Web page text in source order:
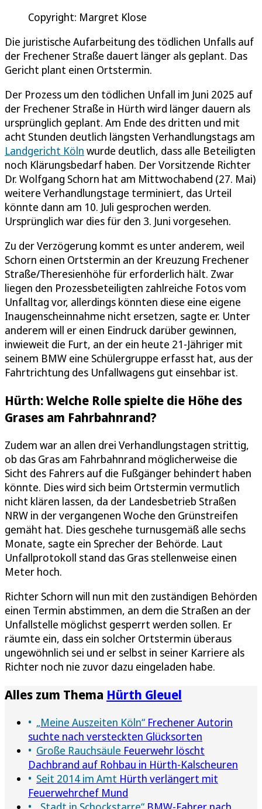
Copyright: Margret Klose
Die juristische Aufarbeitung des tödlichen Unfalls auf
der Frechener Straße dauert länger als geplant. Das
Gericht plant einen Ortstermin.
Der Prozess um den tödlichen Unfall im Juni 2025 auf
der Frechener Straße in Hürth wird länger dauern als
ursprünglich geplant. Am Ende des dritten und mit
acht Stunden deutlich längsten Verhandlungstags am
Landgericht Köln wurde deutlich, dass alle Beteiligten
noch Klärungsbedarf haben. Der Vorsitzende Richter
Dr. Wolfgang Schorn hat am Mittwochabend (27. Mai)
weitere Verhandlungstage terminiert, das Urteil
könnte dann am 10. Juli gesprochen werden.
Ursprünglich war dies für den 3. Juni vorgesehen.
Zu der Verzögerung kommt es unter anderem, weil
Schorn einen Ortstermin an der Kreuzung Frechener
Straße/Theresienhöhe für erforderlich hält. Zwar
liegen den Prozessbeteiligten zahlreiche Fotos vom
Unfalltag vor, allerdings könnten diese eine eigene
Inaugenscheinnahme nicht ersetzen, sagte er. Unter
anderem will er einen Eindruck darüber gewinnen,
inwieweit die Furt, an der ein heute 21-Jähriger mit
seinem BMW eine Schülergruppe erfasst hat, aus der
Fahrtrichtung des Unfallwagens gut einsehbar ist.
Hürth: Welche Rolle spielte die Höhe des
Grases am Fahrbahnrand?
Zudem war an allen drei Verhandlungstagen strittig,
ob das Gras am Fahrbahnrand möglicherweise die
Sicht des Fahrers auf die Fußgänger behindert haben
könnte. Dies wird sich beim Ortstermin vermutlich
nicht klären lassen, da der Landesbetrieb Straßen
NRW in der vergangenen Woche den Grünstreifen
gemäht hat. Dies geschehe turnusgemäß alle sechs
Monate, sagte ein Sprecher der Behörde. Laut
Unfallprotokoll stand das Gras stellenweise einen
Meter hoch.
Richter Schorn will nun mit den zuständigen Behörden
einen Termin abstimmen, an dem die Straßen an der
Unfallstelle möglichst gesperrt werden sollen. Er
räumte ein, dass ein solcher Ortstermin überaus
ungewöhnlich sei und er selbst in seiner Karriere als
Richter noch nie zuvor dazu eingeladen habe.
Alles zum Thema Hürth Gleuel
„Meine Auszeiten Köln“ Frechener Autorin
suchte nach versteckten Glücksorten
Große Rauchsäule Feuerwehr löscht
Dachbrand auf Rohbau in Hürth-Kalscheuren
Seit 2014 im Amt Hürth verlängert mit
Feuerwehrchef Mund